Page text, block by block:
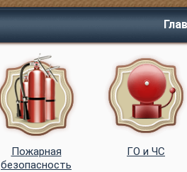
Пожарная
безопасность
ГО и ЧС